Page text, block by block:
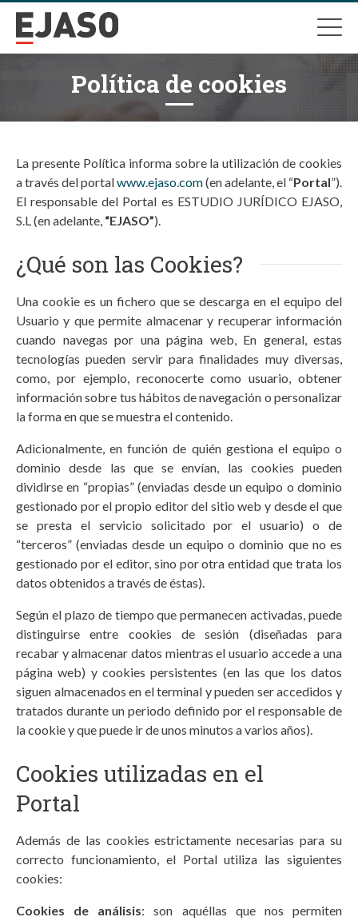
Política de cookies
La presente Política informa sobre la utilización de cookies
a través del portalwww.ejaso.com(en adelante, el “Portal”).
El responsable del Portal es ESTUDIO JURÍDICO EJASO,
S.L (en adelante, “EJASO”).
¿Qué son las Cookies?
Una cookie es un fichero que se descarga en el equipo del
Usuario y que permite almacenar y recuperar información
cuando navegas por una página web, En general, estas
tecnologías pueden servir para finalidades muy diversas,
como, por ejemplo, reconocerte como usuario, obtener
información sobre tus hábitos de navegación o personalizar
la forma en que se muestra el contenido.
Adicionalmente, en función de quién gestiona el equipo o
dominio desde las que se envían, las cookies pueden
dividirse en “propias” (enviadas desde un equipo o dominio
gestionado por el propio editor del sitio web y desde el que
se presta el servicio solicitado por el usuario) o de
“terceros” (enviadas desde un equipo o dominio que no es
gestionado por el editor, sino por otra entidad que trata los
datos obtenidos a través de éstas).
Según el plazo de tiempo que permanecen activadas, puede
distinguirse entre cookies de sesión (diseñadas para
recabar y almacenar datos mientras el usuario accede a una
página web) y cookies persistentes (en las que los datos
siguen almacenados en el terminal y pueden ser accedidos y
tratados durante un periodo definido por el responsable de
la cookie y que puede ir de unos minutos a varios años).
Cookies utilizadas en el
Portal
Además de las cookies estrictamente necesarias para su
correcto funcionamiento, el Portal utiliza las siguientes
cookies:
Cookies de análisis: son aquéllas que nos permiten